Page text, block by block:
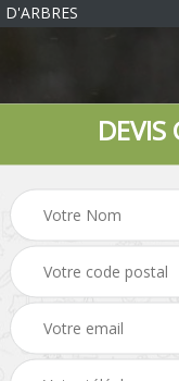
D'ARBRES
Tonte et
DEVIS